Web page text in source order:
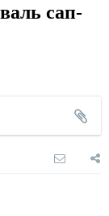
сап-